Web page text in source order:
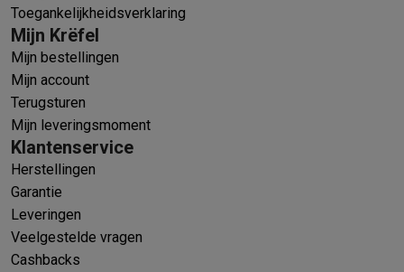
Toegankelijkheidsverklaring
Mijn Krëfel
Mijn bestellingen
Mijn account
Terugsturen
Mijn leveringsmoment
Klantenservice
Herstellingen
Garantie
Leveringen
Veelgestelde vragen
Cashbacks